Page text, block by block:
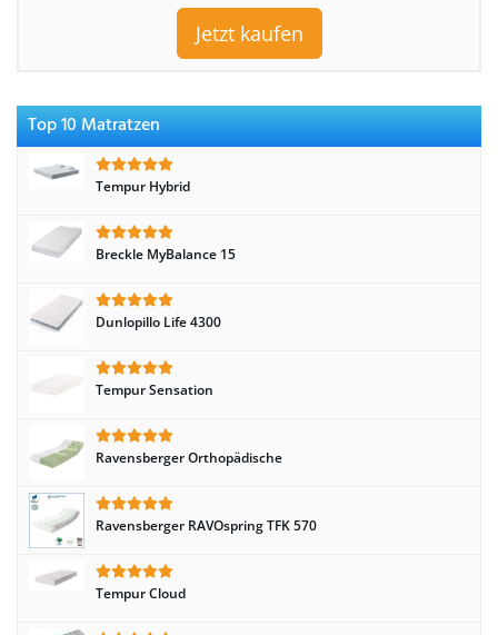
Jetzt kaufen
Top 10 Matratzen
Tempur Hybrid
Breckle MyBalance 15
Dunlopillo Life 4300
Tempur Sensation
Ravensberger Orthopädische
Ravensberger RAVOspring TFK 570
Tempur Cloud